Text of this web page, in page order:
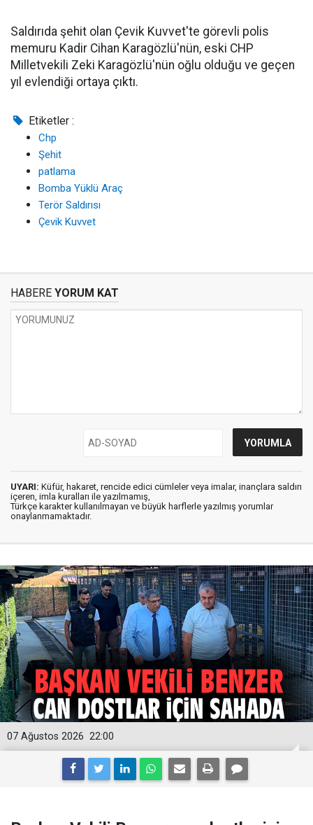
Saldırıda şehit olan Çevik Kuvvet'te görevli polis
memuru Kadir Cihan Karagözlü'nün, eski CHP
Milletvekili Zeki Karagözlü'nün oğlu olduğu ve geçen
yıl evlendiği ortaya çıktı.
Etiketler :
Chp
Şehit
patlama
Bomba Yüklü Araç
Terör Saldırısı
Çevik Kuvvet
HABERE YORUM KAT
UYARI: Küfür, hakaret, rencide edici cümleler veya imalar, inançlara saldırı
içeren, imla kuralları ile yazılmamış,
Türkçe karakter kullanılmayan ve büyük harflerle yazılmış yorumlar
onaylanmamaktadır.
22:00
07 Ağustos 2026